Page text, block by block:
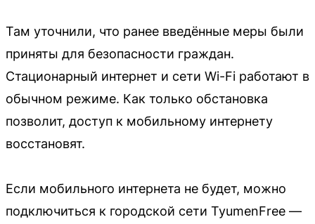
Там уточнили, что ранее введённые меры были
приняты для безопасности граждан.
Стационарный интернет и сети Wi-Fi работают в
обычном режиме. Как только обстановка
позволит, доступ к мобильному интернету
восстановят.
Если мобильного интернета не будет, можно
подключиться к городской сети TyumenFree —